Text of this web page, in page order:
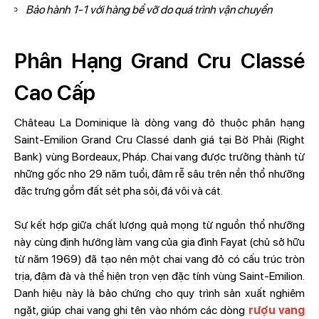
Bảo hành 1-1 với hàng bể vỡ do quá trình vận chuyển
Phân Hạng Grand Cru Classé
Cao Cấp
Château La Dominique là dòng vang đỏ thuộc phân hạng
Saint-Emilion Grand Cru Classé danh giá tại Bờ Phải (Right
Bank) vùng Bordeaux, Pháp. Chai vang được trưởng thành từ
những gốc nho 29 năm tuổi, đâm rễ sâu trên nền thổ nhưỡng
đặc trưng gồm đất sét pha sỏi, đá vôi và cát.
Sự kết hợp giữa chất lượng quả mọng từ nguồn thổ nhưỡng
này cùng định hướng làm vang của gia đình Fayat (chủ sở hữu
từ năm 1969) đã tạo nên một chai vang đỏ có cấu trúc tròn
trịa, đậm đà và thể hiện trọn vẹn đặc tính vùng Saint-Emilion.
Danh hiệu này là bảo chứng cho quy trình sản xuất nghiêm
ngặt, giúp chai vang ghi tên vào nhóm các dòng rượu vang